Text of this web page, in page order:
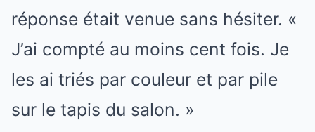
réponse était venue sans hésiter. «
J’ai compté au moins cent fois. Je
les ai triés par couleur et par pile
sur le tapis du salon. »